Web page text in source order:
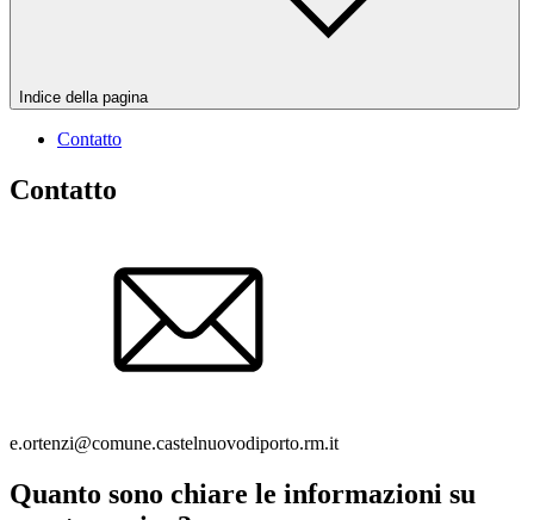
Indice della pagina
Contatto
Contatto
e.ortenzi@comune.castelnuovodiporto.rm.it
Quanto sono chiare le informazioni su